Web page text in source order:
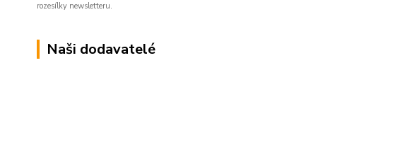
rozesílky newsletteru.
Naši dodavatelé